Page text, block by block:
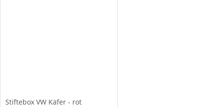
Stiftebox VW Käfer - rot